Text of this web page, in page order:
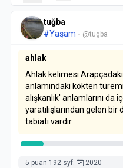
tuğba
#Yaşam - @tugba
ahlak
Ahlak kelimesi Arapçadaki
anlamındaki kökten
alışkanlık' anlamlarını da
yaratılışlarından gelen bir
tabiatı vardır.
5 puan-192 syf.- 2020